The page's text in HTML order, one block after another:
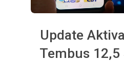
Update
Tembus